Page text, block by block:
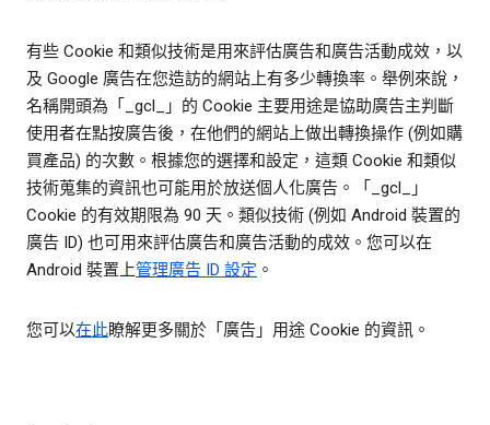
有些 Cookie 和類似技術是用來評估廣告和廣告活動成效，以
及 Google 廣告在您造訪的網站上有多少轉換率。舉例來說，
名稱開頭為「_gcl_」的 Cookie 主要用途是協助廣告主判斷
使用者在點按廣告後，在他們的網站上做出轉換操作 (例如購
買產品) 的次數。根據您的選擇和設定，這類 Cookie 和類似
技術蒐集的資訊也可能用於放送個人化廣告。「_gcl_」
Cookie 的有效期限為 90 天。類似技術 (例如 Android 裝置的
廣告 ID) 也可用來評估廣告和廣告活動的成效。您可以在
Android 裝置上管理廣告 ID 設定 。
您可以在此瞭解更多關於「廣告」用途 Cookie 的資訊。